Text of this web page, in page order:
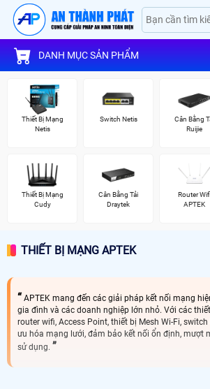
DANH MỤC SẢN PHẨM
Thiết Bị Mạng
Netis
Switch Netis
Cân Bằng
Ruijie
Thiết Bị Mạng
Cudy
Cân Bằng Tải
Draytek
Router Wifi
APTEK
THIẾT BỊ MẠNG APTEK
APTEK mang đến các giải pháp kết nối mạng
gia đình và các doanh nghiệp lớn nhỏ. Với các
router wifi, Access Point, thiết bị Mesh Wi-Fi,
ưu hóa mạng lưới, đảm bảo kết nối ổn định, mượt
sử dụng.